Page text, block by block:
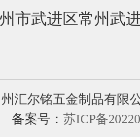
市武进区常州武
汇尔铭五金制品有
备案号： 苏ICP备